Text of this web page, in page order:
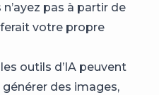
pas à partir de
votre propre
les outils d’IA peuvent
des images,